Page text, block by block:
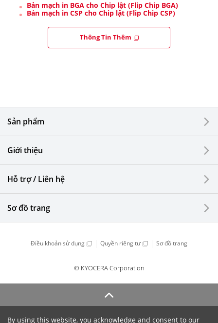
Bản mạch in BGA cho Chip lật (Flip Chip BGA)
Bản mạch in CSP cho Chip lật (Flip Chip CSP)
Thông Tin Thêm
Sản phẩm
Giới thiệu
Hỗ trợ / Liên hệ
Sơ đồ trang
Điều khoản sử dụng Quyền riêng tư Sơ đồ trang
© KYOCERA Corporation
By using this website, you acknowledge and consent to our